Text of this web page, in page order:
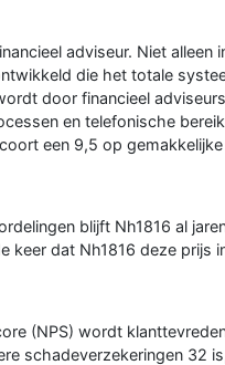
adviseur. Niet
die het totale
door financieel
en telefonische
een 9,5 op
blijft Nh1816 al
keer dat Nh1816 deze prijs
(NPS) wordt
schadeverzekeringen 32